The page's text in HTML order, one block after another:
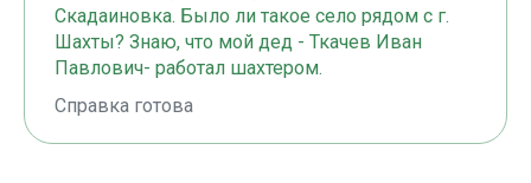
Скадаиновка. Было ли такое село рядом с г.
Шахты? Знаю, что мой дед - Ткачев Иван
Павлович- работал шахтером.
Справка готова